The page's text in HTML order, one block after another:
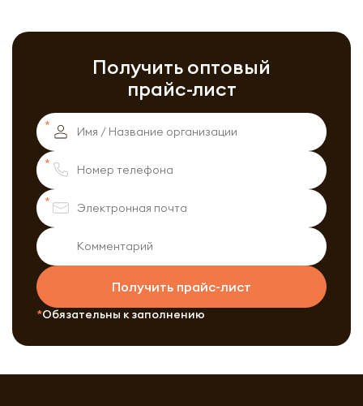
Получить оптовый
прайс-лист
Получить прайс-лист
Обязательны к заполнению